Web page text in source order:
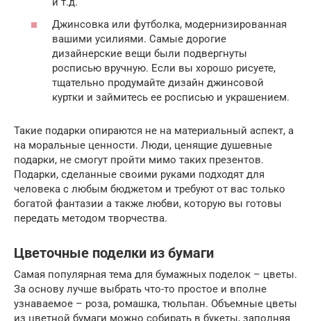
Джинсовка или футболка, модернизированная
вашими усилиями. Самые дорогие
дизайнерские вещи были подвергнуты
росписью вручную. Если вы хорошо рисуете,
тщательно продумайте дизайн джинсовой
куртки и займитесь ее росписью и украшением.
Такие подарки опираются не на материальный аспект, а
на моральные ценности. Люди, ценящие душевные
подарки, не смогут пройти мимо таких презентов.
Подарки, сделанные своими руками подходят для
человека с любым бюджетом и требуют от вас только
богатой фантазии а также любви, которую вы готовы
передать методом творчества.
Цветочные поделки из бумаги
Самая популярная тема для бумажных поделок – цветы.
За основу лучше выбрать что-то простое и вполне
узнаваемое – роза, ромашка, тюльпан. Объемные цветы
из цветной бумаги можно собирать в букеты, заполняя